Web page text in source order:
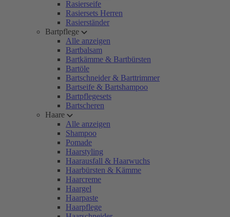
Rasierseife
Rasiersets Herren
Rasierständer
Bartpflege
Alle anzeigen
Bartbalsam
Bartkämme & Bartbürsten
Bartöle
Bartschneider & Barttrimmer
Bartseife & Bartshampoo
Bartpflegesets
Bartscheren
Haare
Alle anzeigen
Shampoo
Pomade
Haarstyling
Haarausfall & Haarwuchs
Haarbürsten & Kämme
Haarcreme
Haargel
Haarpaste
Haarpflege